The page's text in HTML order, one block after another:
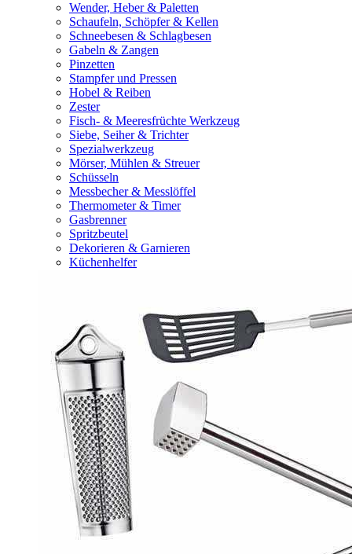
Wender, Heber & Paletten
Schaufeln, Schöpfer & Kellen
Schneebesen & Schlagbesen
Gabeln & Zangen
Pinzetten
Stampfer und Pressen
Hobel & Reiben
Zester
Fisch- & Meeresfrüchte Werkzeug
Siebe, Seiher & Trichter
Spezialwerkzeug
Mörser, Mühlen & Streuer
Schüsseln
Messbecher & Messlöffel
Thermometer & Timer
Gasbrenner
Spritzbeutel
Dekorieren & Garnieren
Küchenhelfer